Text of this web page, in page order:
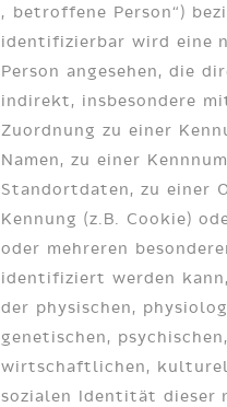
„betroffene Person“)
identifizierbar wird eine
Person angesehen, die
indirekt, insbesondere
Zuordnung zu einer
Namen, zu einer
Standortdaten, zu einer
Kennung (z.B. Cookie)
oder mehreren
identifiziert werden
der physischen,
genetischen, psychischen,
wirtschaftlichen,
sozialen Identität dieser